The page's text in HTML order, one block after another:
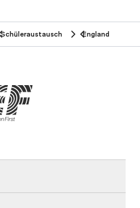
Schüleraustausch England